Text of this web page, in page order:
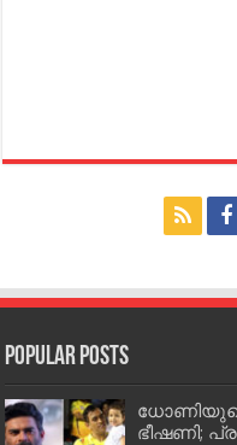
Popular Posts
ഭീഷണി;